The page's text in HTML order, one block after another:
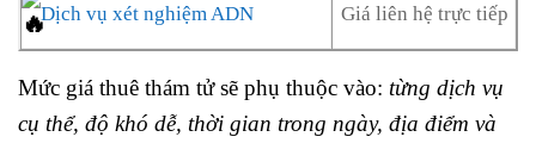
Dịch vụ xét nghiệm ADN Giá liên hệ trực tiếp
Mức giá thuê thám tử sẽ phụ thuộc vào: từng dịch vụ
cụ thể, độ khó dễ, thời gian trong ngày, địa điểm và